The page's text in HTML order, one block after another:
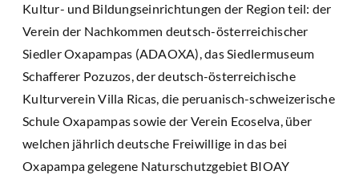
Kultur- und Bildungseinrichtungen der Region teil: der
Verein der Nachkommen deutsch-österreichischer
Siedler Oxapampas (ADAOXA), das Siedlermuseum
Schafferer Pozuzos, der deutsch-österreichische
Kulturverein Villa Ricas, die peruanisch-schweizerische
Schule Oxapampas sowie der Verein Ecoselva, über
welchen jährlich deutsche Freiwillige in das bei
Oxapampa gelegene Naturschutzgebiet BIOAY